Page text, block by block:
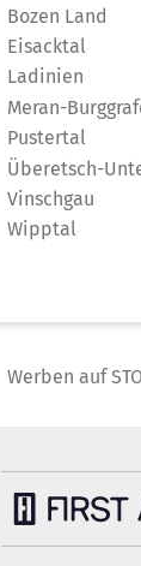
Bozen Land
Eisacktal
Ladinien
Meran-
Pustertal
Überetsch-
Vinschgau
Wipptal
Werben auf